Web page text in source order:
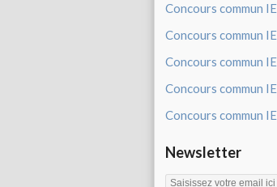
Concours commun
Concours commun
Concours commun
Concours commun
Concours commun
Newsletter